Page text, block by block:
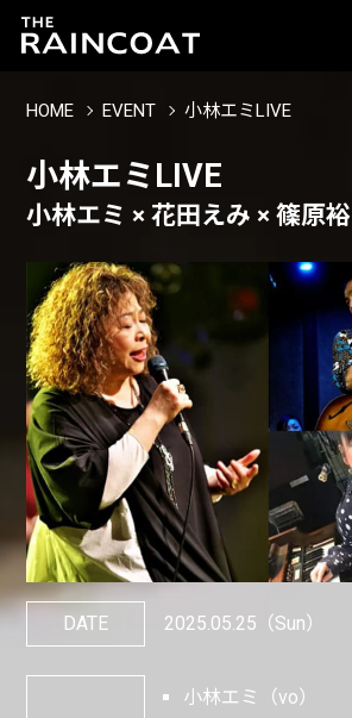
HOME EVENT 小林エミLIVE
小林エミLIVE
小林エミ × 花田えみ × 篠原裕
DATE 2025.05.25 （Sun）
小林エミ（vo）